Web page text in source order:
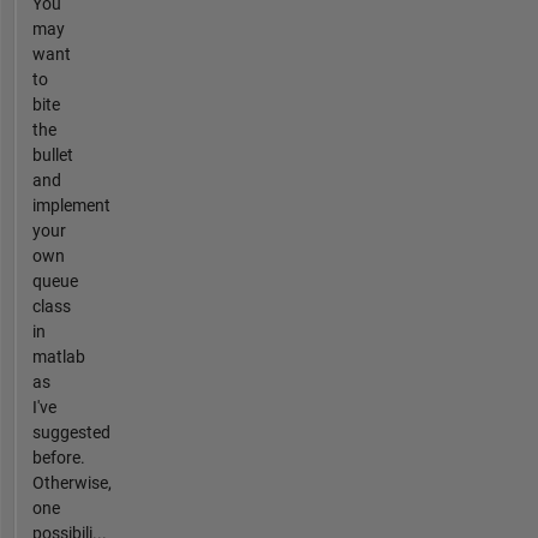
may
want
to
bite
the
bullet
and
implement
your
own
queue
class
in
matlab
as
I've
suggested
before.
Otherwise,
one
possibili...